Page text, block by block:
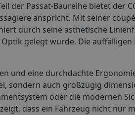
der Passat-Baureihe bietet der
anspricht. Mit seiner
durch seine ästhetische
gelegt wurde. Die auffälligen
und eine durchdachte
sondern auch großzügig
oder die modernen
dass ein Fahrzeug nicht nur